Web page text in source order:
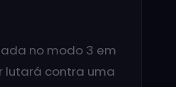
no modo 3 em
lutará contra uma